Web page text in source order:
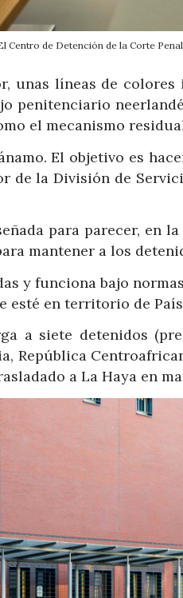
Centro de Detención de la Corte
unas líneas de
penitenciario
el mecanismo
El objetivo es
de la División de
para parecer, en
mantener a los
y funciona bajo
esté en territorio de
a siete detenidos
República
a La Haya en